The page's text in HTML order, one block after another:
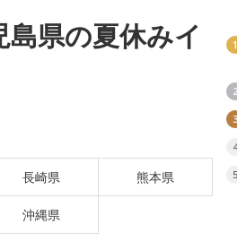
県の夏休みイ
長崎県 熊本県
沖縄県
1
2
3
4
5